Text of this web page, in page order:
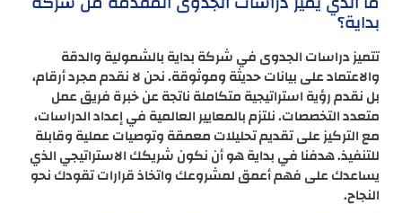
بداية؟
تتميز دراسات الجدوى في شركة بداية بالشمولية والدقة
والاعتماد على بيانات حديثة وموثوقة. نحن لا نقدم مجرد أرقام،
بل نقدم رؤية استراتيجية متكاملة ناتجة عن خبرة فريق عمل
متعدد التخصصات. نلتزم بالمعايير العالمية في إعداد الدراسات،
مع التركيز على تقديم تحليلات معمقة وتوصيات عملية وقابلة
للتنفيذ. هدفنا في بداية هو أن نكون شريكك الاستراتيجي الذي
يساعدك على فهم أعمق لمشروعك واتخاذ قرارات تقودك نحو
النجاح.